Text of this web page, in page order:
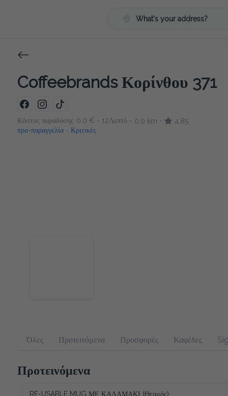
What's your address?
Coffeebrands Κορίνθου 371
Κόστος παράδοσης 0.0 € • 12Λεπτό • 0.0 km •
4.85
προ-παραγγελία • Κριτικές
Όλες Προτεινόμενα Προσφορές Καφέδες
Προτεινόμενα
RE-USABLE MUG ΜΕ ΚΑΛΑΜΑΚΙ (Θερμός)